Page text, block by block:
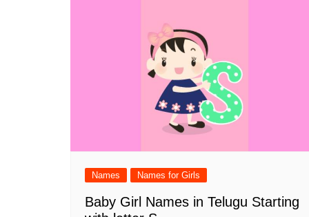
Names Names for Girls
Baby Girl Names in Telugu Starting